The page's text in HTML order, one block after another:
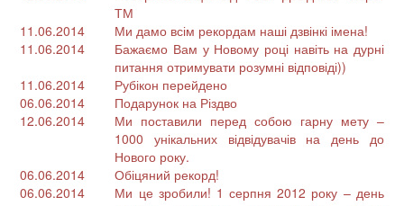
ТМ
11.06.2014
Ми дамо всім рекордам наші дзвінкі імена!
11.06.2014
Бажаємо Вам у Новому році навіть на дурні
питання отримувати розумні відповіді))
11.06.2014
Рубікон перейдено
06.06.2014
Подарунок на Різдво
12.06.2014
Ми поставили перед собою гарну мету –
1000 унікальних відвідувачів на день до
Нового року.
06.06.2014
Обіцяний рекорд!
06.06.2014
Ми це зробили! 1 серпня 2012 року – день